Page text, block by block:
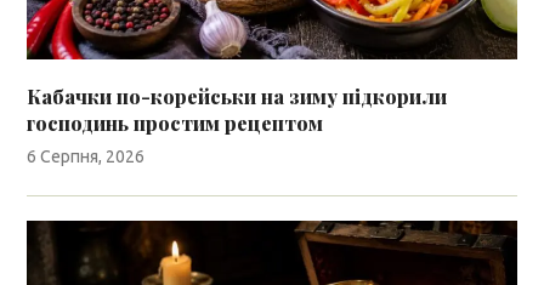
Кабачки по-корейськи на зиму підкорили
господинь простим рецептом
6 Серпня, 2026